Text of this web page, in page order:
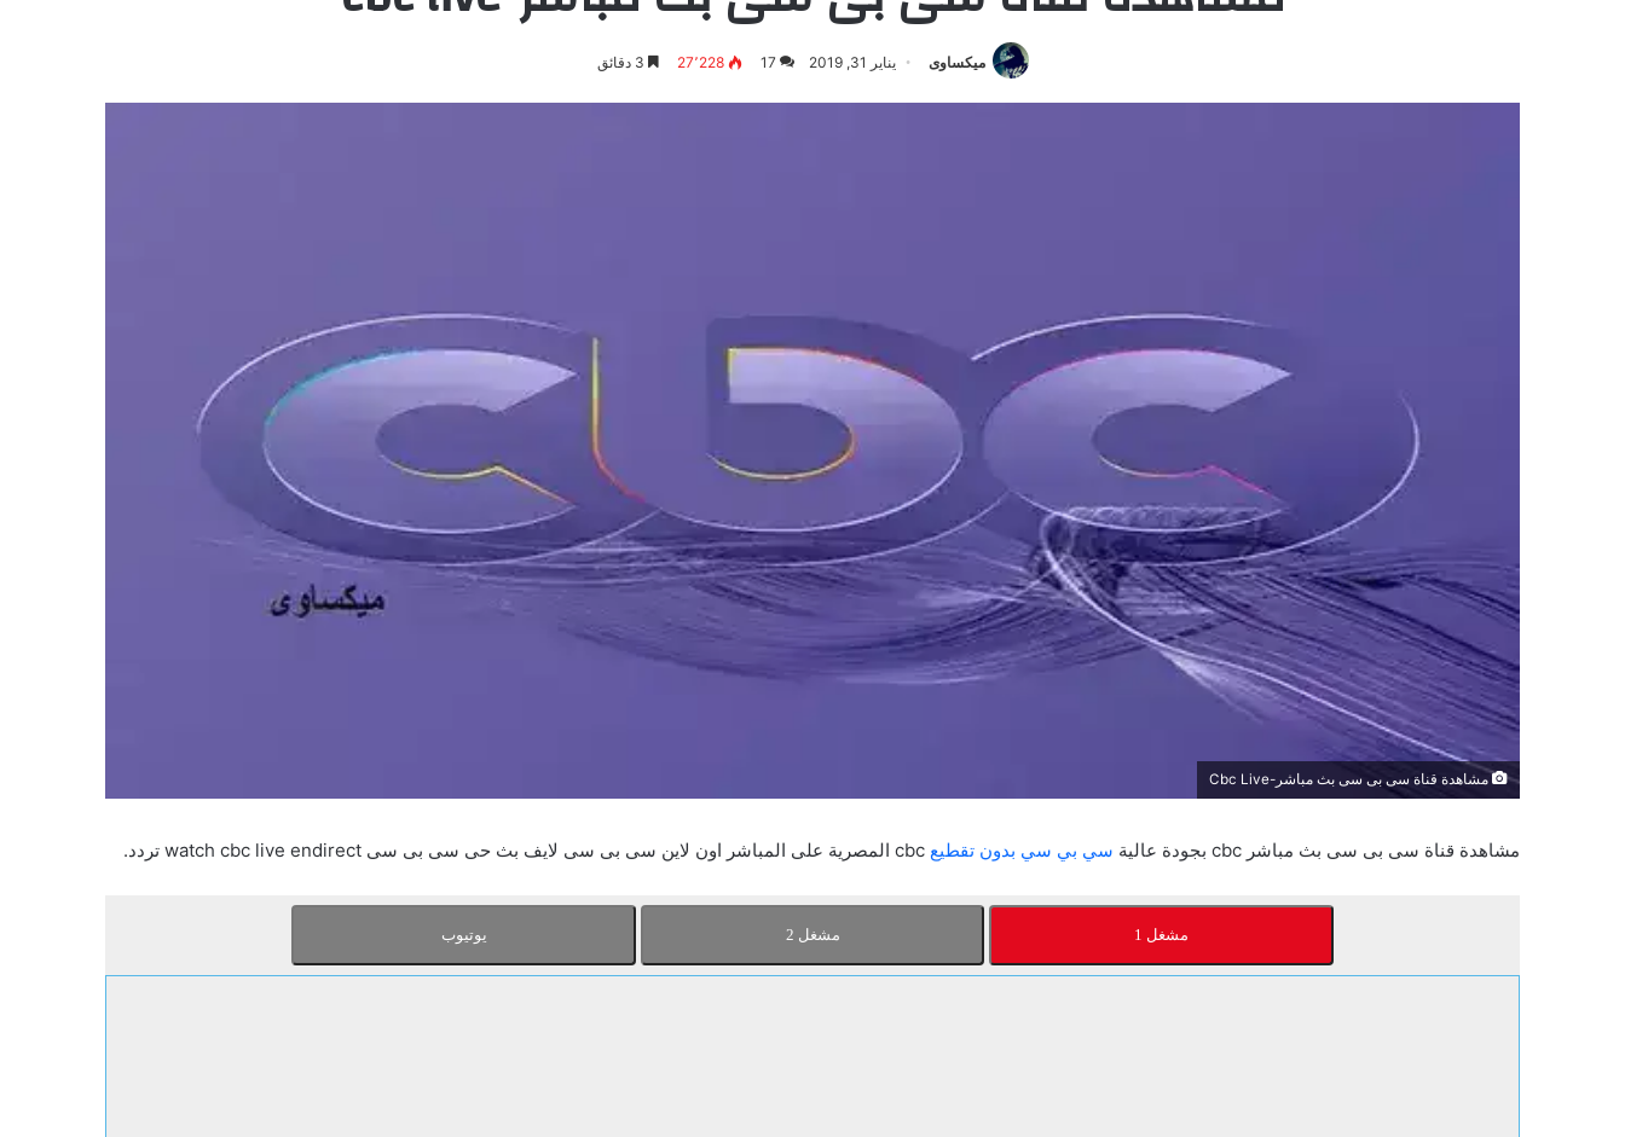
ميكساوى يناير 31, 2019 17 27٬228
مشاهدة قناة سى بى سى بث مباشر-Cbc Live
مشاهدة قناة سى بى سى بث مباشر cbc بجودة عالية سي بي سي بدون تقطيع